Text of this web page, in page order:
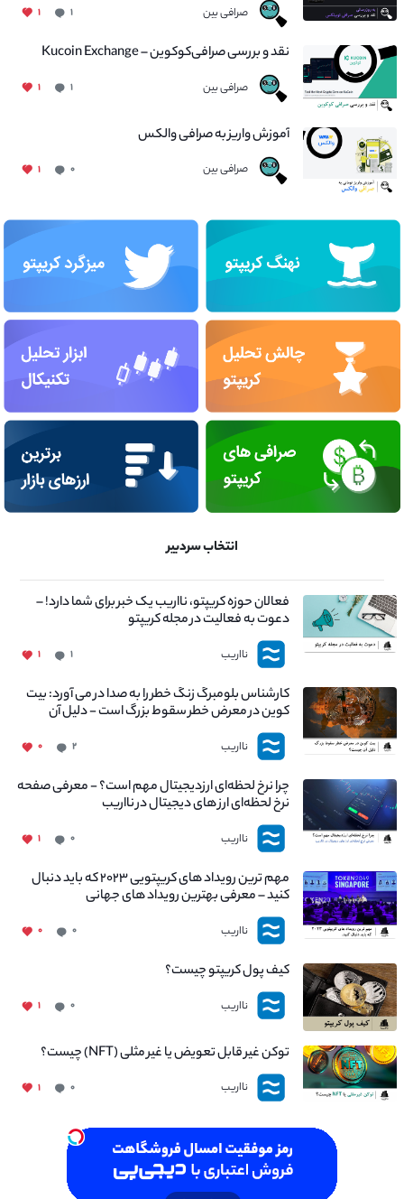
صرافی بین ۱ ۱
نقد و بررسی صرافی‌کوکوین – Kucoin Exchange
صرافی بین ۱ ۱
آموزش واریز به صرافی والکس
صرافی بین ۰ ۱
انتخاب سردبیر
فعالان حوزه کریپتو، نااریب یک خبر برای شما دارد! –
دعوت به فعالیت در مجله کریپتو
نااریب ۱ ۱
کارشناس بلومبرگ زنگ خطر را به صدا در می آورد: بیت
کوین در معرض خطر سقوط بزرگ است - دلیل آن
چیست؟
نااریب ۲ ۰
چرا نرخ لحظه‌ای ارزدیجیتال مهم است؟ - معرفی صفحه
نرخ لحظه‌ای ارز های دیجیتال در نااریب
نااریب ۰ ۱
مهم ترین رویداد های کریپتویی ۲۰۲۳ که باید دنبال
کنید – معرفی بهترین رویداد های جهانی
نااریب ۰ ۰
کیف پول کریپتو چیست؟
نااریب ۰ ۱
توکن غیر قابل تعویض یا غیر مثلی (NFT) چیست؟
نااریب ۰ ۱